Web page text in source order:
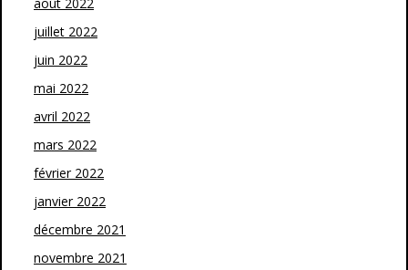
juillet 2022
juin 2022
mai 2022
avril 2022
mars 2022
février 2022
janvier 2022
décembre 2021
novembre 2021